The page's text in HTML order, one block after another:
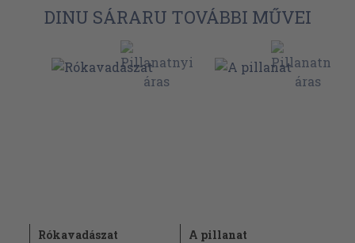
DINU SÁRARU TOVÁBBI MŰVEI
Rókavadászat A pillanat